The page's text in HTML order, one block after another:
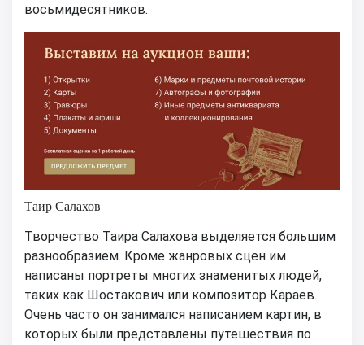
восьмидесятников.
Таир Салахов
Творчество Таира Салахова выделяется большим
разнообразием. Кроме жанровых сцен им
написаны портреты многих знаменитых людей,
таких как Шостакович или композитор Караев.
Очень часто он занимался написанием картин, в
которых были представлены путешествия по